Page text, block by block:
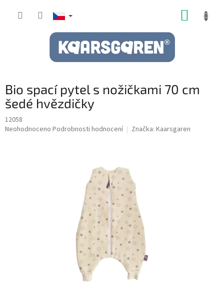
Bio spací pytel s nožičkami 70 cm
šedé hvězdičky
12058
Průměrné
Neohodnoceno Podrobnosti hodnocení Značka: Kaarsgaren